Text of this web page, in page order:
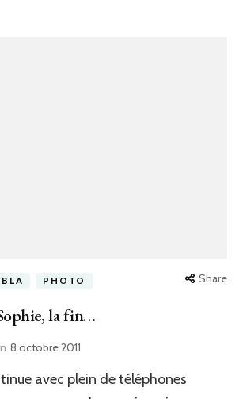
PHOTO Share
la fin…
8 octobre 2011
avec plein de téléphones